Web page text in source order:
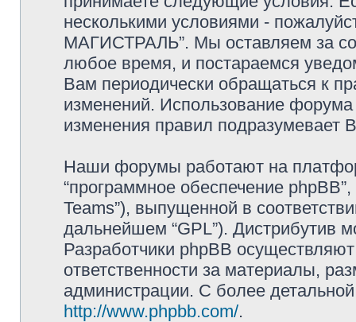
несколькими условиями -
МАГИСТРАЛЬ”. Мы оставляем за
любое время, и постараемся
Вам периодически обращаться к
изменений. Использование
изменения правил подразумевает
Наши форумы работают на
“программное обеспечение
Teams”), выпущенной в
дальнейшем “GPL”). Дистрибутив
Разработчики phpBB
ответственности за материалы,
администрации. С более
http://www.phpbb.com/.